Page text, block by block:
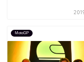
MotoGP